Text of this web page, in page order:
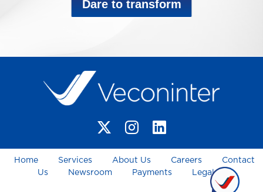
Dare to transform
Home Services About Us Careers
Contact
Us
Newsroom Payments Legal